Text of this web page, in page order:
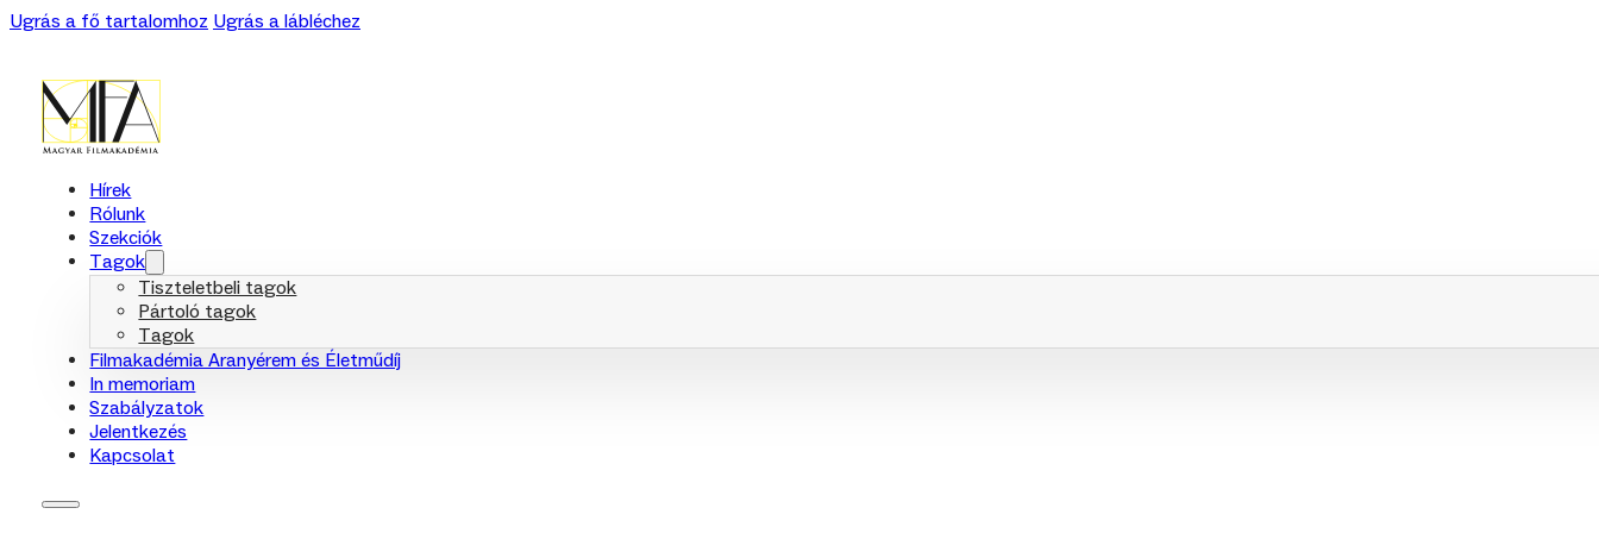
Ugrás a fő tartalomhoz Ugrás a lábléchez
Hírek
Rólunk
Szekciók
Tagok
Tiszteletbeli tagok
Pártoló tagok
Tagok
Filmakadémia Aranyérem és Életműdíj
In memoriam
Szabályzatok
Jelentkezés
Kapcsolat